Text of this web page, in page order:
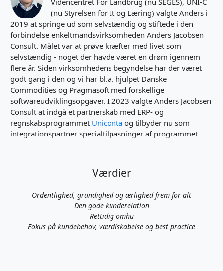
(nu Styrelsen for It og Læring) valgte Anders i
2019 at springe ud som selvstændig og stiftede i den
forbindelse enkeltmandsvirksomheden Anders Jacobsen
Consult. Målet var at prøve kræfter med livet som
selvstændig - noget der havde været en drøm igennem
flere år. Siden virksomhedens begyndelse har der været
godt gang i den og vi har bl.a. hjulpet Danske
Commodities og Pragmasoft med forskellige
softwareudviklingsopgaver. I 2023 valgte Anders Jacobsen
Consult at indgå et partnerskab med ERP- og
regnskabsprogrammet Uniconta og tilbyder nu som
integrationspartner specialtilpasninger af programmet.
Værdier
Ordentlighed, grundighed og ærlighed frem for alt
Den gode kunderelation
Rettidig omhu
Fokus på kundebehov, værdiskabelse og best practice